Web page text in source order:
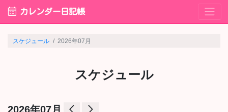
calendar_month カレンダー日記帳
スケジュール 2026年07月
スケジュール
2026年07月 arrow_back_ios arrow_forward_ios